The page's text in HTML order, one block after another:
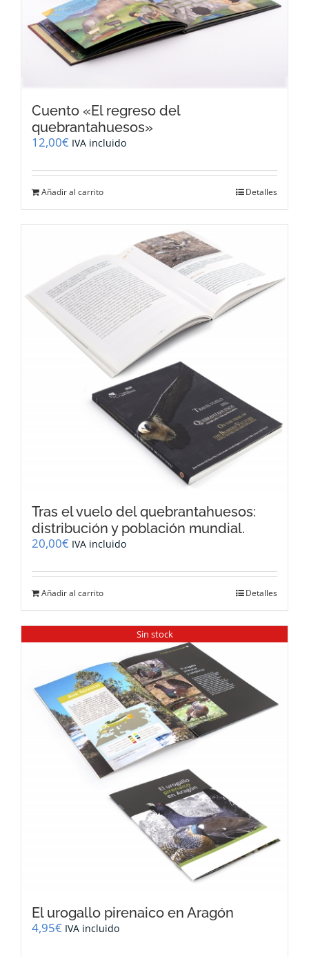
Cuento «El regreso del
quebrantahuesos»
12,00€ IVA incluido
Añadir al carrito Detalles
Tras el vuelo del quebrantahuesos:
distribución y población mundial.
20,00€ IVA incluido
Añadir al carrito Detalles
Sin stock
El urogallo pirenaico en Aragón
4,95€ IVA incluido